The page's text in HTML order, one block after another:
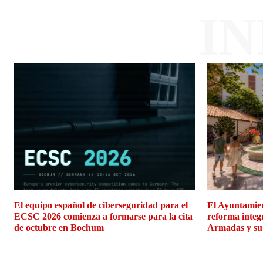
El equipo español de ciberseguridad para el
ECSC 2026 comienza a formarse para la cita
de octubre en Bochum
El
reforma
Armadas y